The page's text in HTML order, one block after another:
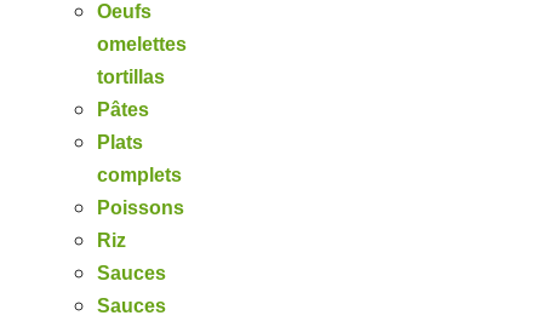
Oeufs
omelettes
tortillas
Pâtes
Plats
complets
Poissons
Riz
Sauces
Sauces